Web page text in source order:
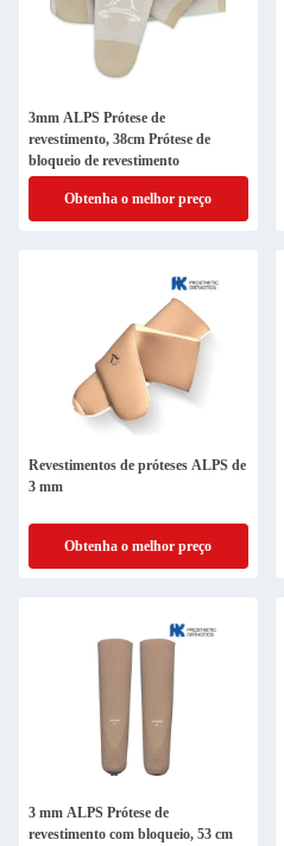
3mm ALPS Prótese de
revestimento, 38cm Prótese de
bloqueio de revestimento
Obtenha o melhor preço
Revestimentos de próteses ALPS de
3 mm
Obtenha o melhor preço
3 mm ALPS Prótese de
revestimento com bloqueio, 53 cm